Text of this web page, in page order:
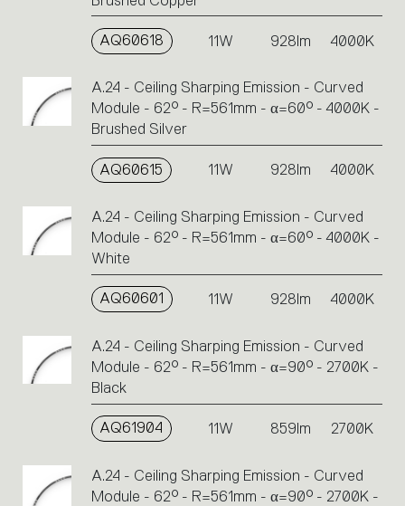
AQ60618 11W 928lm 4000K
A.24 - Ceiling Sharping Emission - Curved
Module - 62° - R=561mm - α=60° - 4000K -
Brushed Silver
AQ60615 11W 928lm 4000K
A.24 - Ceiling Sharping Emission - Curved
Module - 62° - R=561mm - α=60° - 4000K -
White
AQ60601 11W 928lm 4000K
A.24 - Ceiling Sharping Emission - Curved
Module - 62° - R=561mm - α=90° - 2700K -
Black
AQ61904 11W 859lm 2700K
A.24 - Ceiling Sharping Emission - Curved
Module - 62° - R=561mm - α=90° - 2700K -